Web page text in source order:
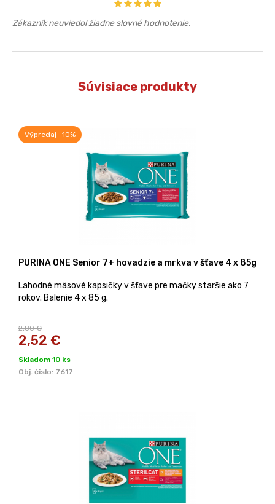
Zákazník neuviedol žiadne slovné hodnotenie.
Súvisiace produkty
Výpredaj -10%
PURINA ONE Senior 7+ hovadzie a mrkva v šťave 4 x 85g
Lahodné mäsové kapsičky v šťave pre mačky staršie ako 7
rokov. Balenie 4 x 85 g.
2,80 €
2,52 €
Skladom 10 ks
Obj. čislo: 7617